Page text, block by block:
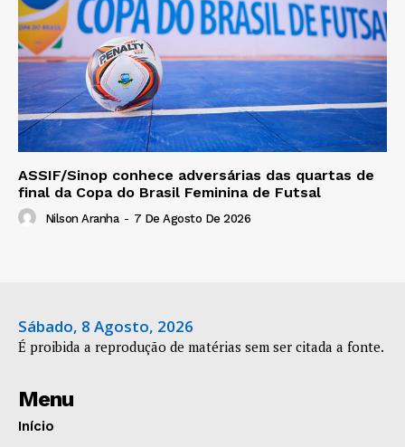
ASSIF/Sinop conhece adversárias das quartas de
final da Copa do Brasil Feminina de Futsal
Nilson Aranha - 7 De Agosto De 2026
Sábado, 8 Agosto, 2026
É proibida a reprodução de matérias sem ser citada a fonte.
Menu
Início